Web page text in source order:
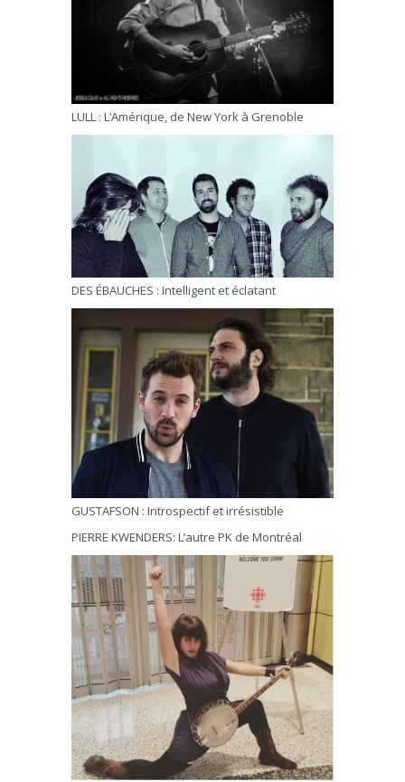
LULL : L’Amérique, de New York à Grenoble
DES ÉBAUCHES : Intelligent et éclatant
GUSTAFSON : Introspectif et irrésistible
PIERRE KWENDERS: L’autre PK de Montréal